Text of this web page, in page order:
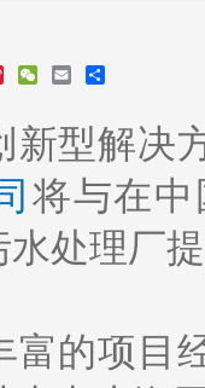
型解决
将与在
处理厂
的项目经
a
W
i
b
o
W
h
a
i
l
r
e